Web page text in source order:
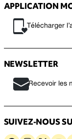
APPLICATION
Télécharger
NEWSLETTER
Recevoir les
SUIVEZ-NOUS